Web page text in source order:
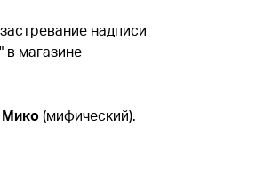
надписи
в магазине
Мико(мифический).